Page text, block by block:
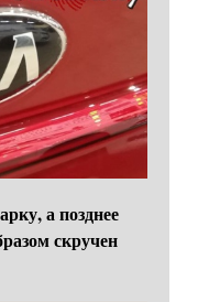
а позднее
скручен